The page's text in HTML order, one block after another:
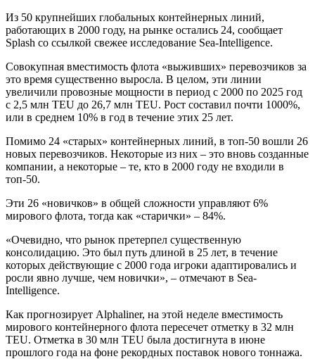
Из 50 крупнейших глобальных контейнерных линий,
работающих в 2000 году, на рынке остались 24, сообщает
Splash со ссылкой свежее исследование Sea-Intelligence.
Совокупная вместимость флота «выживших» перевозчиков за
это время существенно выросла. В целом, эти линии
увеличили провозные мощности в период с 2000 по 2025 год
с 2,5 млн TEU до 26,7 млн TEU. Рост составил почти 1000%,
или в среднем 10% в год в течение этих 25 лет.
Помимо 24 «старых» контейнерных линий, в топ-50 вошли 26
новых перевозчиков. Некоторые из них – это вновь созданные
компании, а некоторые – те, кто в 2000 году не входили в
топ-50.
Эти 26 «новичков» в общей сложности управляют 6%
мирового флота, тогда как «старички» – 84%.
«Очевидно, что рынок претерпел существенную
консолидацию. Это был путь длиной в 25 лет, в течение
которых действующие с 2000 года игроки адаптировались и
росли явно лучше, чем новички», – отмечают в Sea-
Intelligence.
Как прогнозирует Alphaliner, на этой неделе вместимость
мирового контейнерного флота пересечет отметку в 32 млн
TEU. Отметка в 30 млн TEU была достигнута в июне
прошлого года на фоне рекордных поставок нового тоннажа.